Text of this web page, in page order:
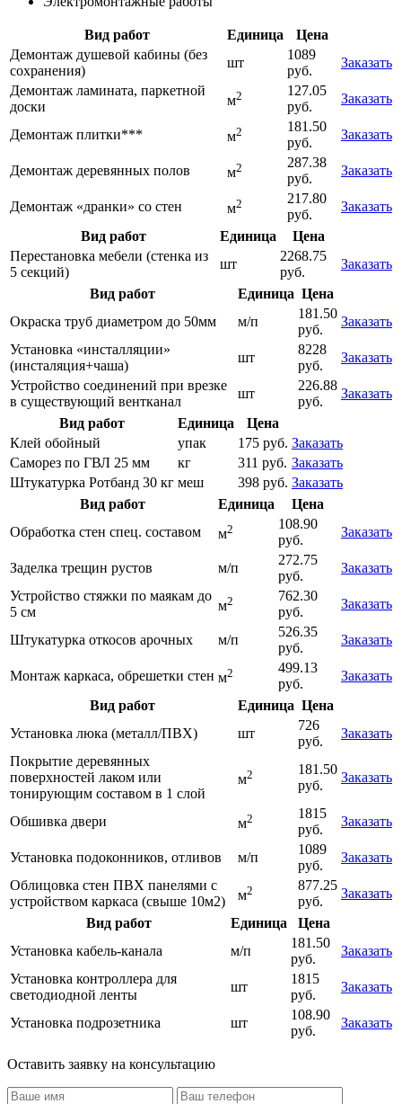
Вид работ Единица
Цена
Демонтаж душевой кабины (без
сохранения)
шт
1089
руб.
Заказать
Демонтаж ламината, паркетной
доски
м2
127.05
руб.
Заказать
Демонтаж плитки*** м2
181.50
руб.
Заказать
Демонтаж деревянных полов м2
287.38
руб.
Заказать
Демонтаж «дранки» со стен м2
217.80
руб.
Заказать
Вид работ
Единица
Цена
Перестановка мебели (стенка из
5 секций)
шт
2268.75
руб.
Заказать
Вид работ
Единица Цена
Окраска труб диаметром до 50мм
м/п
181.50
руб.
Заказать
Установка «инсталляции»
(инсталяция+чаша)
шт
8228
руб.
Заказать
Устройство соединений при врезке
в существующий вентканал
шт
226.88
руб.
Заказать
Вид работ
Единица
Цена
Клей обойный
упак 175 руб. Заказать
Саморез по ГВЛ 25 мм
кг 311 руб. Заказать
Штукатурка Ротбанд 30 кг меш 398 руб. Заказать
Вид работ
Единица
Цена
Обработка стен спец. составом
м2
108.90
руб.
Заказать
Заделка трещин рустов м/п
272.75
руб.
Заказать
Устройство стяжки по маякам до
5 см
м2
762.30
руб.
Заказать
Штукатурка откосов арочных м/п
526.35
руб.
Заказать
Монтаж каркаса, обрешетки стен м2
499.13
руб.
Заказать
Вид работ
Единица Цена
Установка люка (металл/ПВХ)
шт
726
руб.
Заказать
Покрытие деревянных
поверхностей лаком или
тонирующим составом в 1 слой
м2
181.50
руб.
Заказать
Обшивка двери м2
1815
руб.
Заказать
Установка подоконников, отливов м/п
1089
руб.
Заказать
Облицовка стен ПВХ панелями с
устройством каркаса (свыше 10м2)
м2
877.25
руб.
Заказать
Вид работ
Единица
Цена
Установка кабель-канала
м/п
181.50
руб.
Заказать
Установка контроллера для
светодиодной ленты
шт
1815
руб.
Заказать
Установка подрозетника шт
108.90
руб.
Заказать
Оставить заявку на консультацию